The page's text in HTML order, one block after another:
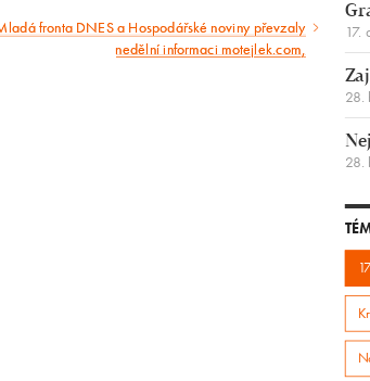
fronta DNES a Hospodářské noviny převzaly
nedělní informaci motejlek.com,
17.
28.
28.